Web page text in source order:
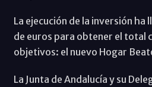
La ejecución de la inversión ha
de euros para obtener el total
objetivos: el nuevo Hogar
La Junta de Andalucía y su